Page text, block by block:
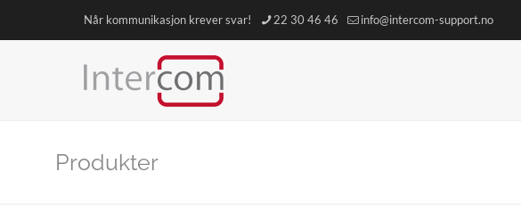
Når kommunikasjon krever svar! 22 30 46 46 info@intercom-support.no
Produkter